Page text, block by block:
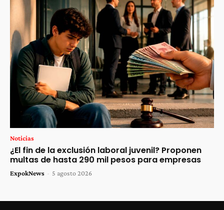
Noticias
¿El fin de la exclusión laboral juvenil? Proponen
multas de hasta 290 mil pesos para empresas
ExpokNews - 5 agosto 2026